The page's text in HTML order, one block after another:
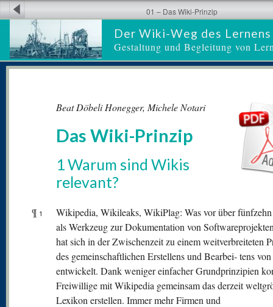
Der Wiki-Weg des Lernens
Gestaltung und Begleitung von
01 – Das Wiki-Prinzip
Beat Döbeli Honegger, Michele Notari
Das Wiki-Prinzip
1 Warum sind Wikis
relevant?
¶ 1
Wikipedia, Wikileaks, WikiPlag: Was vor über fünfzehn
als Werkzeug zur Dokumentation von
hat sich in der Zwischenzeit zu einem weitverbreiteten
des gemeinschaftlichen Erstellens und Bearbei- tens
entwickelt. Dank weniger einfacher Grundprinzipien
Freiwillige mit Wikipedia gemeinsam das derzeit
Lexikon erstellen. Immer mehr Firmen und